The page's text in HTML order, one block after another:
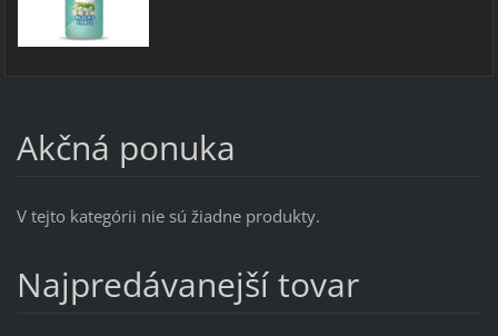
Akčná ponuka
V tejto kategórii nie sú žiadne produkty.
Najpredávanejší tovar